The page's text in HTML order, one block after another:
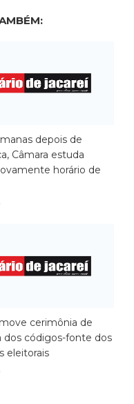
depois de
Câmara estuda
horário de
cerimônia de
dos códigos-fonte dos
eleitorais